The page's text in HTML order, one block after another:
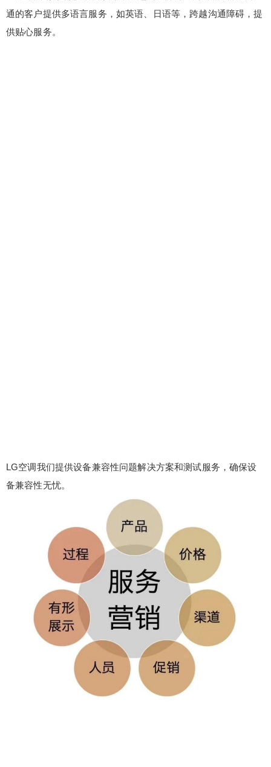
通的客户提供多语言服务，如英语、日语等，跨越沟通障碍，提
供贴心服务。
LG空调我们提供设备兼容性问题解决方案和测试服务，确保设
备兼容性无忧。
给undefined打赏
2 元 5 元 10 元
20 元 50 元 自定义
false 付费内容
¥
您没有权限发布内容，请购买会员或者提升权
6位以上